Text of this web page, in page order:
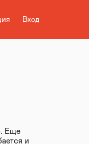
Вход
Еще
и